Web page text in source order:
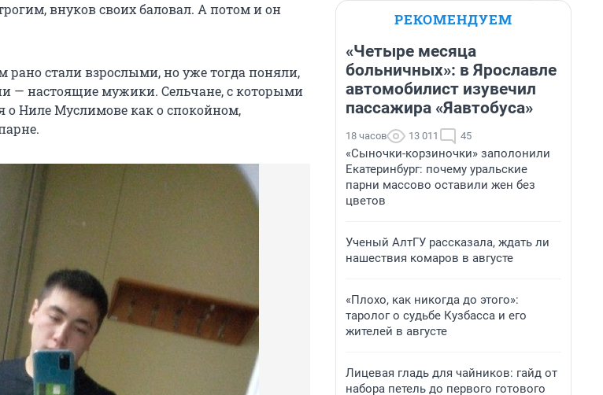
внуков своих баловал. А потом и он
стали взрослыми, но уже тогда поняли,
— настоящие мужики. Сельчане, с которыми
о Ниле Муслимове как о спокойном,
РЕКОМЕНДУЕМ
«Четыре месяца
больничных»: в Ярославле
автомобилист изувечил
пассажира «Яавтобуса»
18 часов 13 011 45
«Сыночки-корзиночки» заполонили
Екатеринбург: почему уральские
парни массово оставили жен без
цветов
Ученый АлтГУ рассказала, ждать ли
нашествия комаров в августе
«Плохо, как никогда до этого»:
таролог о судьбе Кузбасса и его
жителей в августе
Лицевая гладь для чайников: гайд от
набора петель до первого готового